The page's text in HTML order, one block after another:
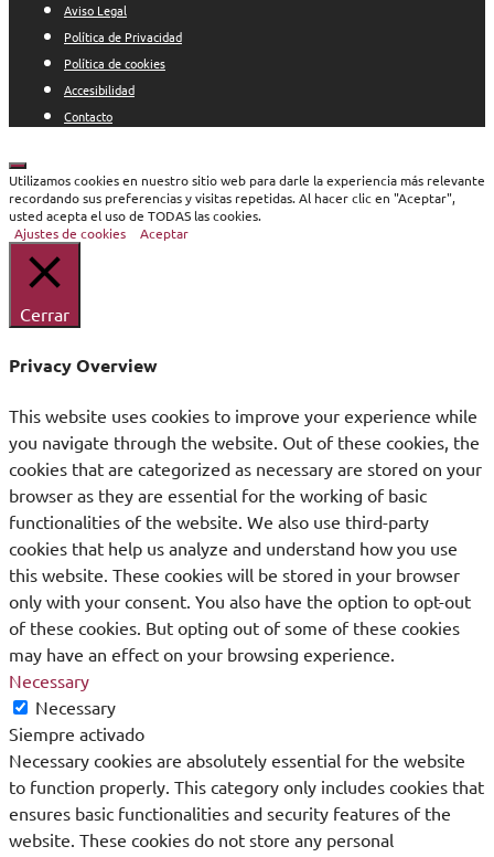
Aviso Legal
Política de Privacidad
Política de cookies
Accesibilidad
Contacto
Cerrar
Utilizamos cookies en nuestro sitio web para darle la experiencia más relevante
recordando sus preferencias y visitas repetidas. Al hacer clic en "Aceptar",
usted acepta el uso de TODAS las cookies.
Ajustes de cookies
Aceptar
Cerrar
Privacy Overview
This website uses cookies to improve your experience while
you navigate through the website. Out of these cookies, the
cookies that are categorized as necessary are stored on your
browser as they are essential for the working of basic
functionalities of the website. We also use third-party
cookies that help us analyze and understand how you use
this website. These cookies will be stored in your browser
only with your consent. You also have the option to opt-out
of these cookies. But opting out of some of these cookies
may have an effect on your browsing experience.
Necessary
Necessary
Siempre activado
Necessary cookies are absolutely essential for the website
to function properly. This category only includes cookies that
ensures basic functionalities and security features of the
website. These cookies do not store any personal